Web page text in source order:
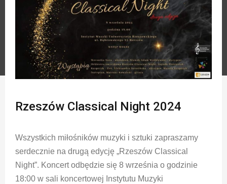
Rzeszów Classical Night 2024
Wszystkich miłośników muzyki i sztuki zapraszamy
serdecznie na drugą edycję „Rzeszów Classical
Night”. Koncert odbędzie się 8 września o godzinie
18:00 w sali koncertowej Instytutu Muzyki